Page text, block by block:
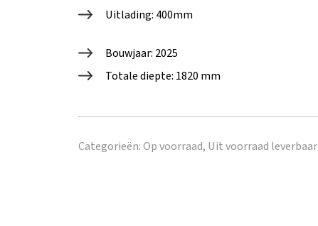
Uitlading: 400mm
Bouwjaar: 2025
Totale diepte: 1820 mm
Categorieën:Op voorraad, Uit voorraad leverbaar